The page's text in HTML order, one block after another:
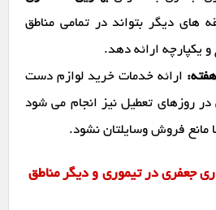
های دیگر بتواند در تمامی مناطق
یکپارچه ارائه دهد.
ارائه خدمات خرید لوازم دست
روزهای تعطیل نیز انجام می شود
مانع فروش وسایلتان نشود.
جعفری در تیموری و دیگر مناطق